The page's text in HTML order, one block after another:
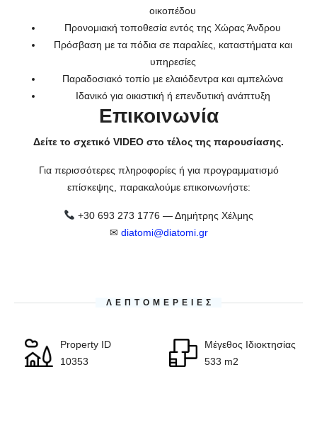
οικοπέδου
Προνομιακή τοποθεσία εντός της Χώρας Άνδρου
Πρόσβαση με τα πόδια σε παραλίες, καταστήματα και
υπηρεσίες
Παραδοσιακό τοπίο με ελαιόδεντρα και αμπελώνα
Ιδανικό για οικιστική ή επενδυτική ανάπτυξη
Επικοινωνία
Δείτε το σχετικό VIDEO στο τέλος της παρουσίασης.
Για περισσότερες πληροφορίες ή για προγραμματισμό
επίσκεψης, παρακαλούμε επικοινωνήστε:
+30 693 273 1776 — Δημήτρης Χέλμης
✉ diatomi@diatomi.gr
ΛΕΠΤΟΜΈΡΕΙΕΣ
Property ID
10353
Μέγεθος Ιδιοκτησίας
533 m2